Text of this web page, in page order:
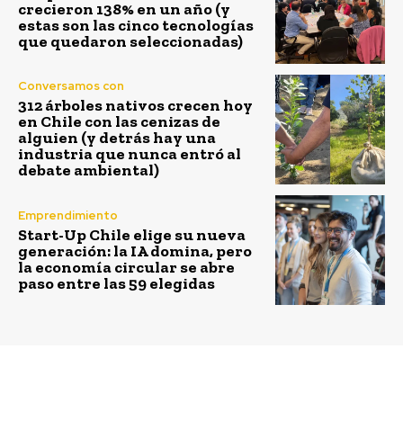
crecieron 138% en un año (y
estas son las cinco tecnologías
que quedaron seleccionadas)
Conversamos con
312 árboles nativos crecen hoy
en Chile con las cenizas de
alguien (y detrás hay una
industria que nunca entró al
debate ambiental)
Emprendimiento
Start-Up Chile elige su nueva
generación: la IA domina, pero
la economía circular se abre
paso entre las 59 elegidas